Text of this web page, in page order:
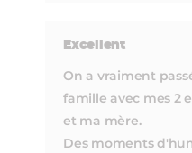
Excellent
On a vraiment
famille avec mes 2
et ma mère.
Des moments